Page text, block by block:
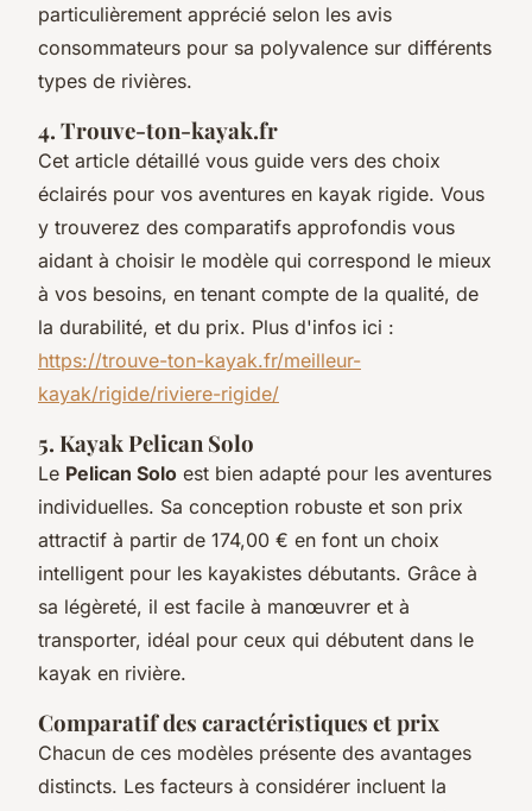
particulièrement apprécié selon les avis
consommateurs pour sa polyvalence sur différents
types de rivières.
4. Trouve-ton-kayak.fr
Cet article détaillé vous guide vers des choix
éclairés pour vos aventures en kayak rigide. Vous
y trouverez des comparatifs approfondis vous
aidant à choisir le modèle qui correspond le mieux
à vos besoins, en tenant compte de la qualité, de
la durabilité, et du prix. Plus d'infos ici :
https://trouve-ton-kayak.fr/meilleur-
kayak/rigide/riviere-rigide/
5. Kayak Pelican Solo
Le Pelican Solo est bien adapté pour les aventures
individuelles. Sa conception robuste et son prix
attractif à partir de 174,00 € en font un choix
intelligent pour les kayakistes débutants. Grâce à
sa légèreté, il est facile à manœuvrer et à
transporter, idéal pour ceux qui débutent dans le
kayak en rivière.
Comparatif des caractéristiques et prix
Chacun de ces modèles présente des avantages
distincts. Les facteurs à considérer incluent la